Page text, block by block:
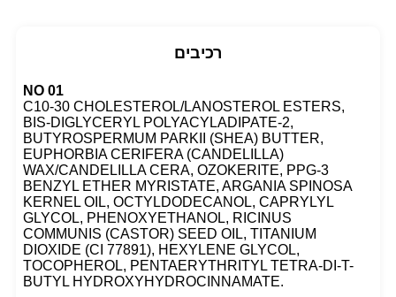
רכיבים
NO 01
C10-30 CHOLESTEROL/LANOSTEROL ESTERS,
BIS-DIGLYCERYL POLYACYLADIPATE-2,
BUTYROSPERMUM PARKII (SHEA) BUTTER,
EUPHORBIA CERIFERA (CANDELILLA)
WAX/CANDELILLA CERA, OZOKERITE, PPG-3
BENZYL ETHER MYRISTATE, ARGANIA SPINOSA
KERNEL OIL, OCTYLDODECANOL, CAPRYLYL
GLYCOL, PHENOXYETHANOL, RICINUS
COMMUNIS (CASTOR) SEED OIL, TITANIUM
DIOXIDE (CI 77891), HEXYLENE GLYCOL,
TOCOPHEROL, PENTAERYTHRITYL TETRA-DI-T-
BUTYL HYDROXYHYDROCINNAMATE.